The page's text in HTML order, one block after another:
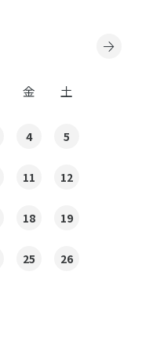
金 土
4 5
11 12
18 19
25 26